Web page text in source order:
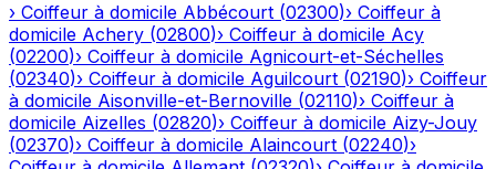
› Coiffeur à domicile Abbécourt (02300)› Coiffeur à
domicile Achery (02800)› Coiffeur à domicile Acy
(02200)› Coiffeur à domicile Agnicourt-et-Séchelles
(02340)› Coiffeur à domicile Aguilcourt (02190)› Coiffeur
à domicile Aisonville-et-Bernoville (02110)› Coiffeur à
domicile Aizelles (02820)› Coiffeur à domicile Aizy-Jouy
(02370)› Coiffeur à domicile Alaincourt (02240)›